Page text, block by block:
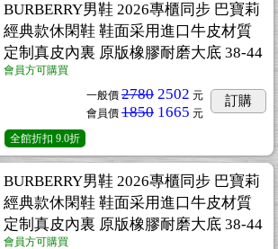
BURBERRY男鞋 2026專櫃同步 巴寶莉
經典款休閑鞋 鞋面采用進口牛皮材質
定制真皮內裏 原版橡膠耐磨大底 38-44
會員方可購買
一般價 2780 2502 元
會員價 1850 1665 元
訂購
全館折扣 9.0折
BURBERRY男鞋 2026專櫃同步 巴寶莉
經典款休閑鞋 鞋面采用進口牛皮材質
定制真皮內裏 原版橡膠耐磨大底 38-44
會員方可購買